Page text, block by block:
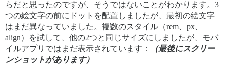
らだと思ったのですが、そうではないことがわかります。3
つの絵文字の前にドットを配置しましたが、最初の絵文字
はまだ異なっていました。複数のスタイル（rem、px、
align）を試して、他の2つと同じサイズにしましたが、モバ
イルアプリではまだ表示されています：
（最後にスクリー
ンショットがあります）